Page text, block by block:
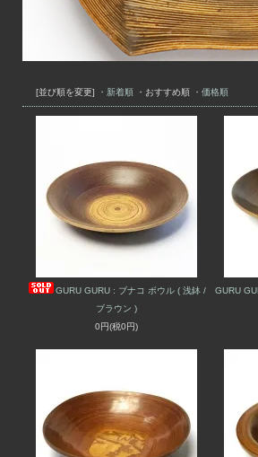
[並び順を変更] ・新着順 ・おすすめ順 ・価格順
GURU GURU : ブナコ ボウル ( 浅鉢 /
ブラウン )
0円(税0円)
GURU